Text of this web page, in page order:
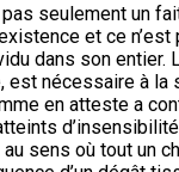
pas seulement un
et ce
dans son entier.
est nécessaire à la
en atteste a
sens où tout un